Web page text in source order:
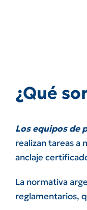
¿Qué
Los equipos de
realizan tareas a
anclaje
La normativa
reglamentarios,